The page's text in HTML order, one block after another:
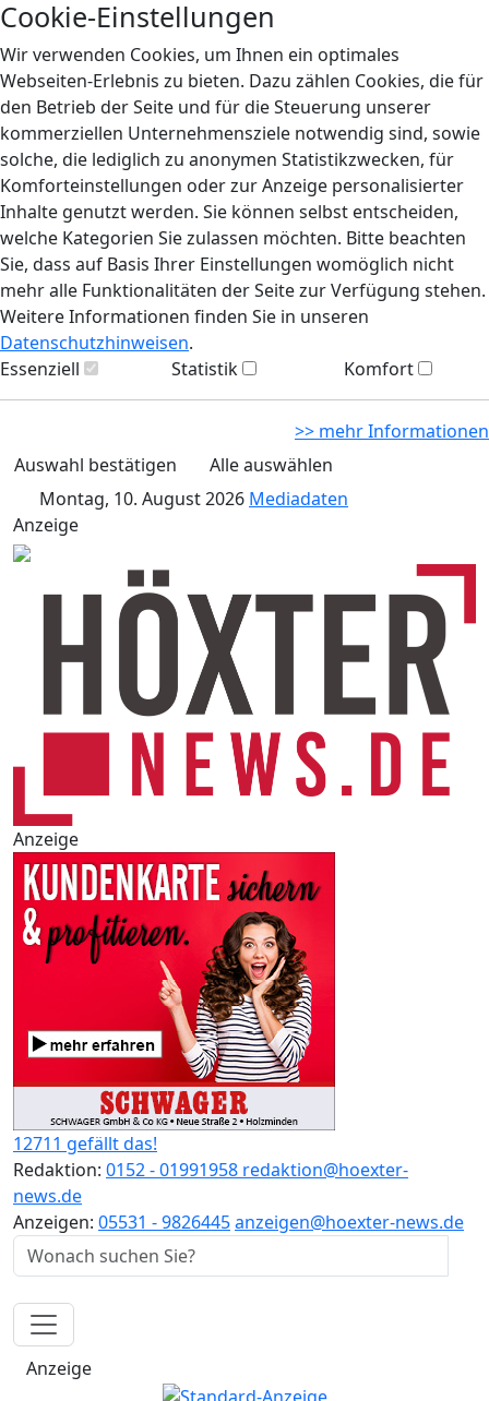
Cookie-Einstellungen
Wir verwenden Cookies, um Ihnen ein optimales
Webseiten-Erlebnis zu bieten. Dazu zählen Cookies, die für
den Betrieb der Seite und für die Steuerung unserer
kommerziellen Unternehmensziele notwendig sind, sowie
solche, die lediglich zu anonymen Statistikzwecken, für
Komforteinstellungen oder zur Anzeige personalisierter
Inhalte genutzt werden. Sie können selbst entscheiden,
welche Kategorien Sie zulassen möchten. Bitte beachten
Sie, dass auf Basis Ihrer Einstellungen womöglich nicht
mehr alle Funktionalitäten der Seite zur Verfügung stehen.
Weitere Informationen finden Sie in unseren
Datenschutzhinweisen.
Essenziell
Statistik Komfort
>> mehr Informationen
Auswahl bestätigen
Alle auswählen
Montag, 10. August 2026 Mediadaten
Anzeige
Anzeige
12711 gefällt das!
Redaktion: 0152 - 01991958 redaktion@hoexter-
news.de
Anzeigen: 05531 - 9826445anzeigen@hoexter-news.de
Anzeige